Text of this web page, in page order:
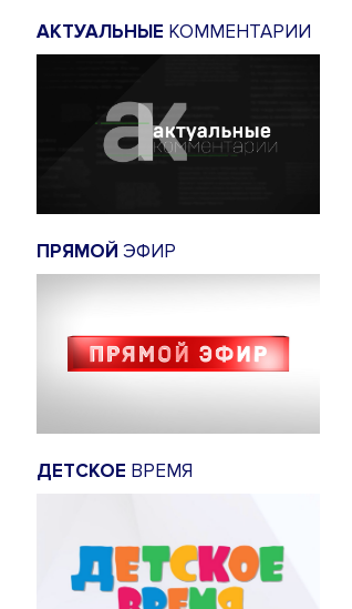
АКТУАЛЬНЫЕ КОММЕНТАРИИ
ПРЯМОЙ ЭФИР
ДЕТСКОЕ ВРЕМЯ